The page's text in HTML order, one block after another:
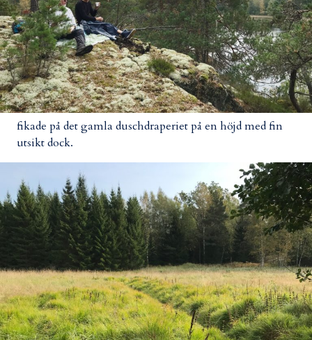
fikade på det gamla duschdraperiet på en höjd med fin
utsikt dock.